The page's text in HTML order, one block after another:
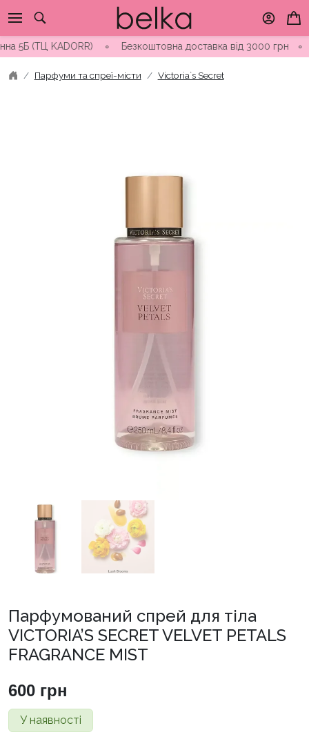
to
content
(ТЦ KADORR) ∘ Безкоштовна доставка від 3000 грн∘
Парфуми та спреї-місти Victoria`s Secret
Парфумований спрей для тіла
VICTORIA’S SECRET VELVET PETALS
FRAGRANCE MIST
600 грн
У наявності